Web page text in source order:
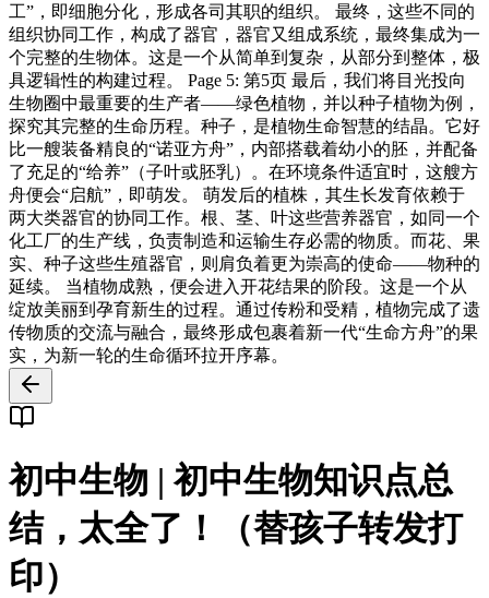
工”，即细胞分化，形成各司其职的组织。 最终，这些不同的
组织协同工作，构成了器官，器官又组成系统，最终集成为一
个完整的生物体。这是一个从简单到复杂，从部分到整体，极
具逻辑性的构建过程。 Page 5: 第5页 最后，我们将目光投向
生物圈中最重要的生产者——绿色植物，并以种子植物为例，
探究其完整的生命历程。种子，是植物生命智慧的结晶。它好
比一艘装备精良的“诺亚方舟”，内部搭载着幼小的胚，并配备
了充足的“给养”（子叶或胚乳）。在环境条件适宜时，这艘方
舟便会“启航”，即萌发。 萌发后的植株，其生长发育依赖于
两大类器官的协同工作。根、茎、叶这些营养器官，如同一个
化工厂的生产线，负责制造和运输生存必需的物质。而花、果
实、种子这些生殖器官，则肩负着更为崇高的使命——物种的
延续。 当植物成熟，便会进入开花结果的阶段。这是一个从
绽放美丽到孕育新生的过程。通过传粉和受精，植物完成了遗
传物质的交流与融合，最终形成包裹着新一代“生命方舟”的果
实，为新一轮的生命循环拉开序幕。
初中生物 | 初中生物知识点总
结，太全了！（替孩子转发打
印）